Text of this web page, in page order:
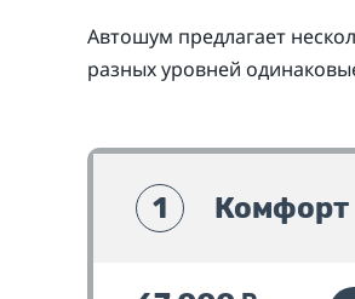
Автошум предлагает
разных уровней
1 Комфорт